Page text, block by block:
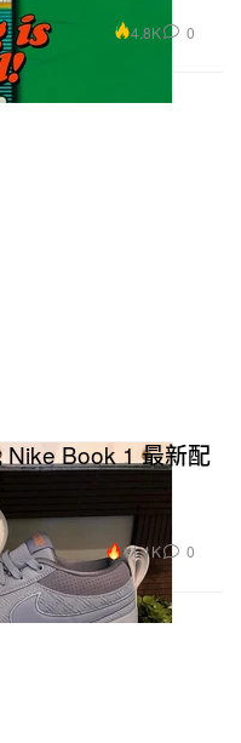
4.8K 0
Book 1 最新配
11.1K 0